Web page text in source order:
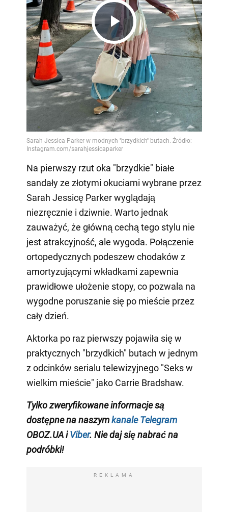
Play
Video
Na pierwszy rzut oka "brzydkie" białe
sandały ze złotymi okuciami wybrane przez
Sarah Jessicę Parker wyglądają
niezręcznie i dziwnie. Warto jednak
zauważyć, że główną cechą tego stylu nie
jest atrakcyjność, ale wygoda. Połączenie
ortopedycznych podeszew chodaków z
amortyzującymi wkładkami zapewnia
prawidłowe ułożenie stopy, co pozwala na
wygodne poruszanie się po mieście przez
cały dzień.
Aktorka po raz pierwszy pojawiła się w
praktycznych "brzydkich" butach w jednym
z odcinków serialu telewizyjnego "Seks w
wielkim mieście" jako Carrie Bradshaw.
Tylko zweryfikowane informacje są
dostępne na naszymkanale Telegram
OBOZ.UA iViber. Nie daj się nabrać na
podróbki!
REKLAMA